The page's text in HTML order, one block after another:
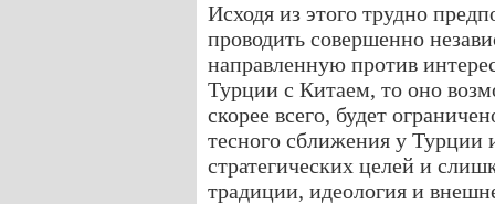
Исходя из этого трудно
проводить совершенно
направленную против
Турции с Китаем, то оно
скорее всего, будет
тесного сближения у Турции
стратегических целей и
традиции, идеология и